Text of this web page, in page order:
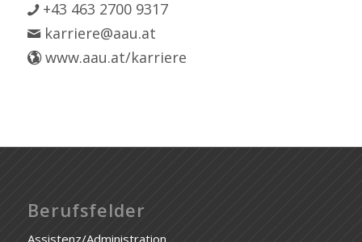
+43 463 2700 9317
karriere@aau.at
www.aau.at/karriere
Berufsfelder